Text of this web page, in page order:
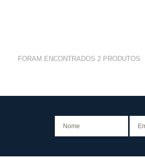
FORAM ENCONTRADOS 2PRODUTOS